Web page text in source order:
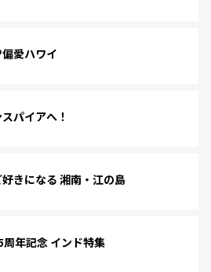
愛ハワイ
パイアへ！
きになる 湘南・江の島
年記念 インド特集